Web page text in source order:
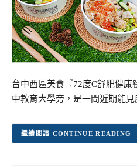
台中西區美食『72度C舒肥健康
中教育大學旁，是一間近期能
CONTINUE READING